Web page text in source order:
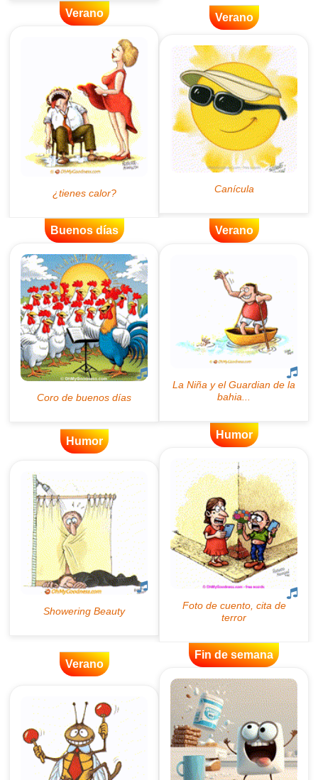
Verano Verano
Buenos días Verano
Humor
Humor
Verano
Fin de semana